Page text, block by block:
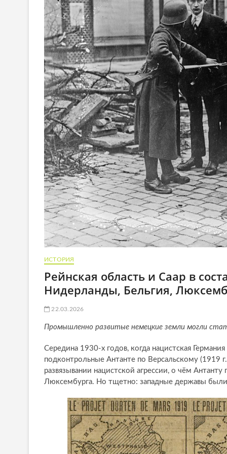
ИСТОРИЯ
Рейнская область и Саар в
Нидерланды, Бельгия,
22.03.2026
Промышленно развитые немецкие земли могли
Середина 1930-х годов, когда нацистская
подконтрольные Антанте по Версальскому (1919
развязывании нацистской агрессии, о чём
Люксембурга. Но тщетно: западные державы